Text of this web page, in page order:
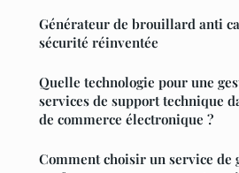
Générateur de brouillard anti
sécurité réinventée
Quelle technologie pour une
services de support technique
de commerce électronique ?
Comment choisir un service de